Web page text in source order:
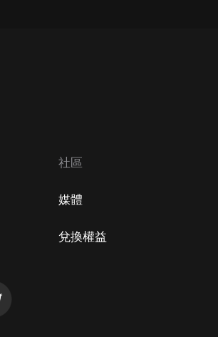
消訂閱方法
社區
媒體
兌換權益